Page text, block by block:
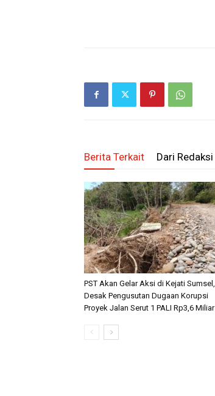
Berita Terkait Dari Redaksi
PST Akan Gelar Aksi di Kejati Sumsel,
Desak Pengusutan Dugaan Korupsi
Proyek Jalan Serut 1 PALI Rp3,6 Miliar